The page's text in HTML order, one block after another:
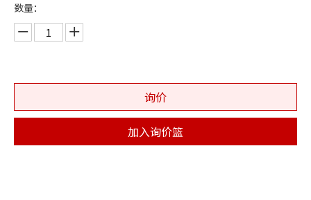
数量：
询价
加入询价篮